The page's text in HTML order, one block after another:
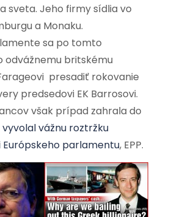
sveta. Jeho firmy sídlia vo
a Monaku.
sa po tomto
odvážnemu britskému
presadiť rokovanie
predsedovi EK Barrosovi.
však prípad zahrala do
vyvolal vážnu roztržku
parlamentu, EPP.